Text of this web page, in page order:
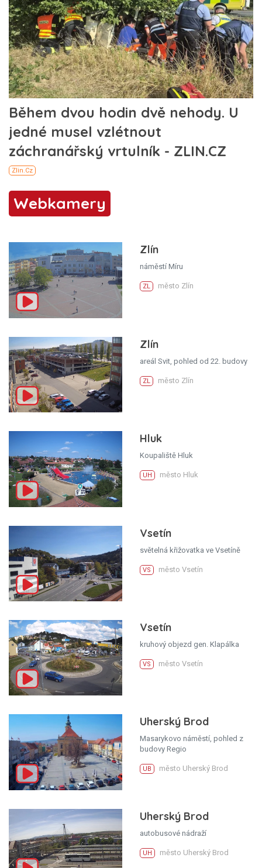
Webkamery
Zlín
náměstí Míru
ZL město Zlín
Zlín
areál Svit, pohled od 22. budovy
ZL město Zlín
Hluk
Koupaliště Hluk
UH město Hluk
Vsetín
světelná křižovatka ve Vsetíně
VS město Vsetín
Vsetín
kruhový objezd gen. Klapálka
VS město Vsetín
Uherský Brod
Masarykovo náměstí, pohled z
budovy Regio
UB město Uherský Brod
Uherský Brod
autobusové nádraží
UH město Uherský Brod